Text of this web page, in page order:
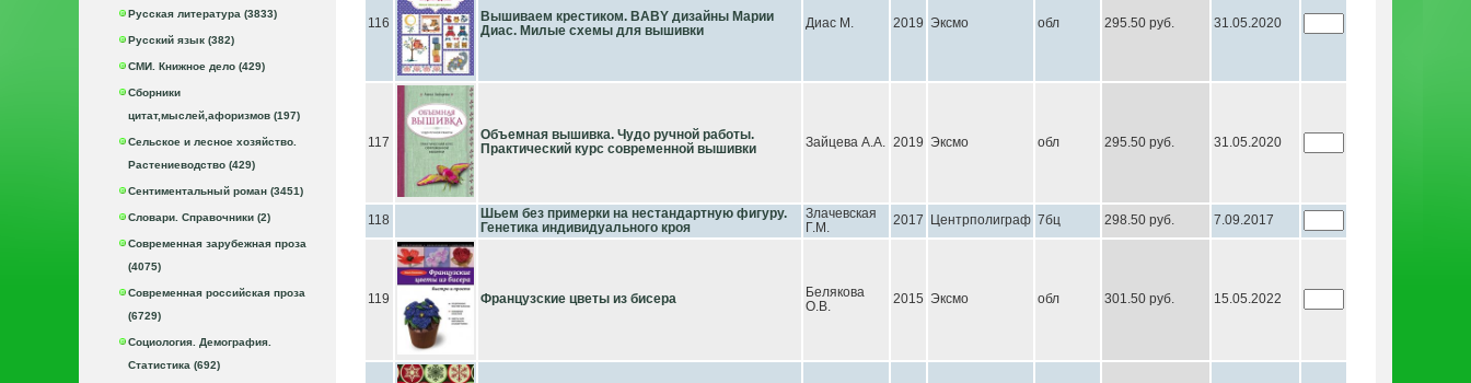
Русская литература (3833)
Русский язык (382)
СМИ. Книжное дело (429)
Сборники
цитат,мыслей,афоризмов (197)
Сельское и лесное хозяйство.
Растениеводство (429)
Сентиментальный роман (3451)
Словари. Справочники (2)
Современная зарубежная проза
(4075)
Современная российская проза
(6729)
Социология. Демография.
Статистика (692)
116
Вышиваем крестиком. BABY дизайны Марии
Диас. Милые схемы для вышивки
Диас М. 2019 Эксмо обл 295.50 руб. 31.05.2020
117
Объемная вышивка. Чудо ручной работы.
Практический курс современной вышивки
Зайцева А.А. 2019 Эксмо обл 295.50 руб. 31.05.2020
118
Шьем без примерки на нестандартную фигуру.
Генетика индивидуального кроя
Злачевская
Г.М.
2017 Центрполиграф 7бц 298.50 руб. 7.09.2017
119 Французские цветы из бисера
Белякова
О.В.
2015 Эксмо обл 301.50 руб. 15.05.2022